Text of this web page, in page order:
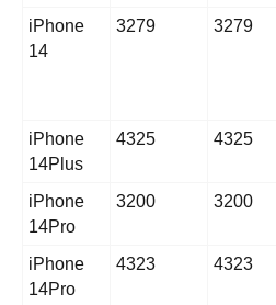
iPhone
14
3279 3279
iPhone
14Plus
4325 4325
iPhone
14Pro
3200 3200
iPhone
14Pro
4323 4323